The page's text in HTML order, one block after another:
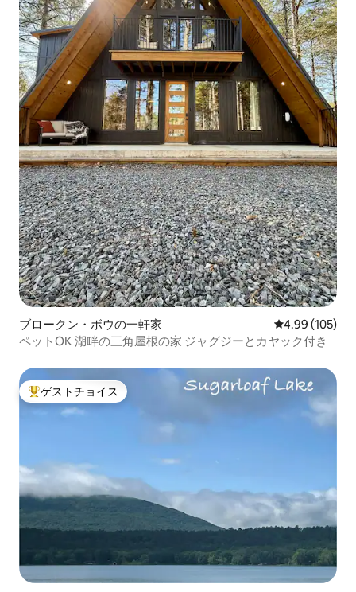
ブロークン・ボウの一軒家 レビュー105
4.99 (105)
ペットOK 湖畔の三角屋根の家 ジャグジーとカヤック付き
大好評のゲストチョイスです。
ゲストチョイス